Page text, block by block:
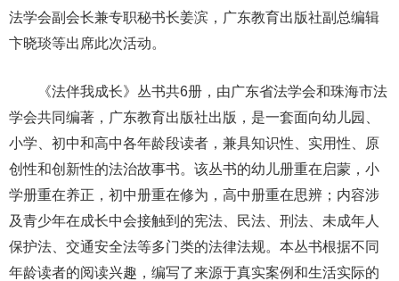
法学会副会长兼专职秘书长姜滨，广东教育出版社副总编辑
卞晓琰等出席此次活动。
《法伴我成长》丛书共6册，由广东省法学会和珠海市法
学会共同编著，广东教育出版社出版，是一套面向幼儿园、
小学、初中和高中各年龄段读者，兼具知识性、实用性、原
创性和创新性的法治故事书。该丛书的幼儿册重在启蒙，小
学册重在养正，初中册重在修为，高中册重在思辨；内容涉
及青少年在成长中会接触到的宪法、民法、刑法、未成年人
保护法、交通安全法等多门类的法律法规。本丛书根据不同
年龄读者的阅读兴趣，编写了来源于真实案例和生活实际的